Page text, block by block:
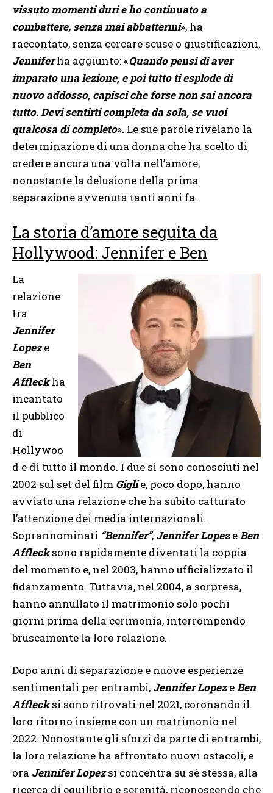
vissuto momenti duri e ho continuato a
combattere, senza mai abbattermi», ha
raccontato, senza cercare scuse o giustificazioni.
Jenniferha aggiunto: «Quando pensi di aver
imparato una lezione, e poi tutto ti esplode di
nuovo addosso, capisci che forse non sai ancora
tutto. Devi sentirti completa da sola, se vuoi
qualcosa di completo». Le sue parole rivelano la
determinazione di una donna che ha scelto di
credere ancora una volta nell’amore,
nonostante la delusione della prima
separazione avvenuta tanti anni fa.
La storia d’amore seguita da
Hollywood: Jennifer e Ben
La
relazione
tra
Jennifer
Lopeze
Ben
Affleckha
incantato
il pubblico
di
Hollywoo
d e di tutto il mondo. I due si sono conosciuti nel
2002 sul set del film Giglie, poco dopo, hanno
avviato una relazione che ha subito catturato
l’attenzione dei media internazionali.
Soprannominati “Bennifer”, Jennifer LopezeBen
Afflecksono rapidamente diventati la coppia
del momento e, nel 2003, hanno ufficializzato il
fidanzamento. Tuttavia, nel 2004, a sorpresa,
hanno annullato il matrimonio solo pochi
giorni prima della cerimonia, interrompendo
bruscamente la loro relazione.
Dopo anni di separazione e nuove esperienze
sentimentali per entrambi, Jennifer LopezeBen
Afflecksi sono ritrovati nel 2021, coronando il
loro ritorno insieme con un matrimonio nel
2022. Nonostante gli sforzi da parte di entrambi,
la loro relazione ha affrontato nuovi ostacoli, e
ora Jennifer Lopezsi concentra su sé stessa, alla
ricerca di equilibrio e serenità, riconoscendo che